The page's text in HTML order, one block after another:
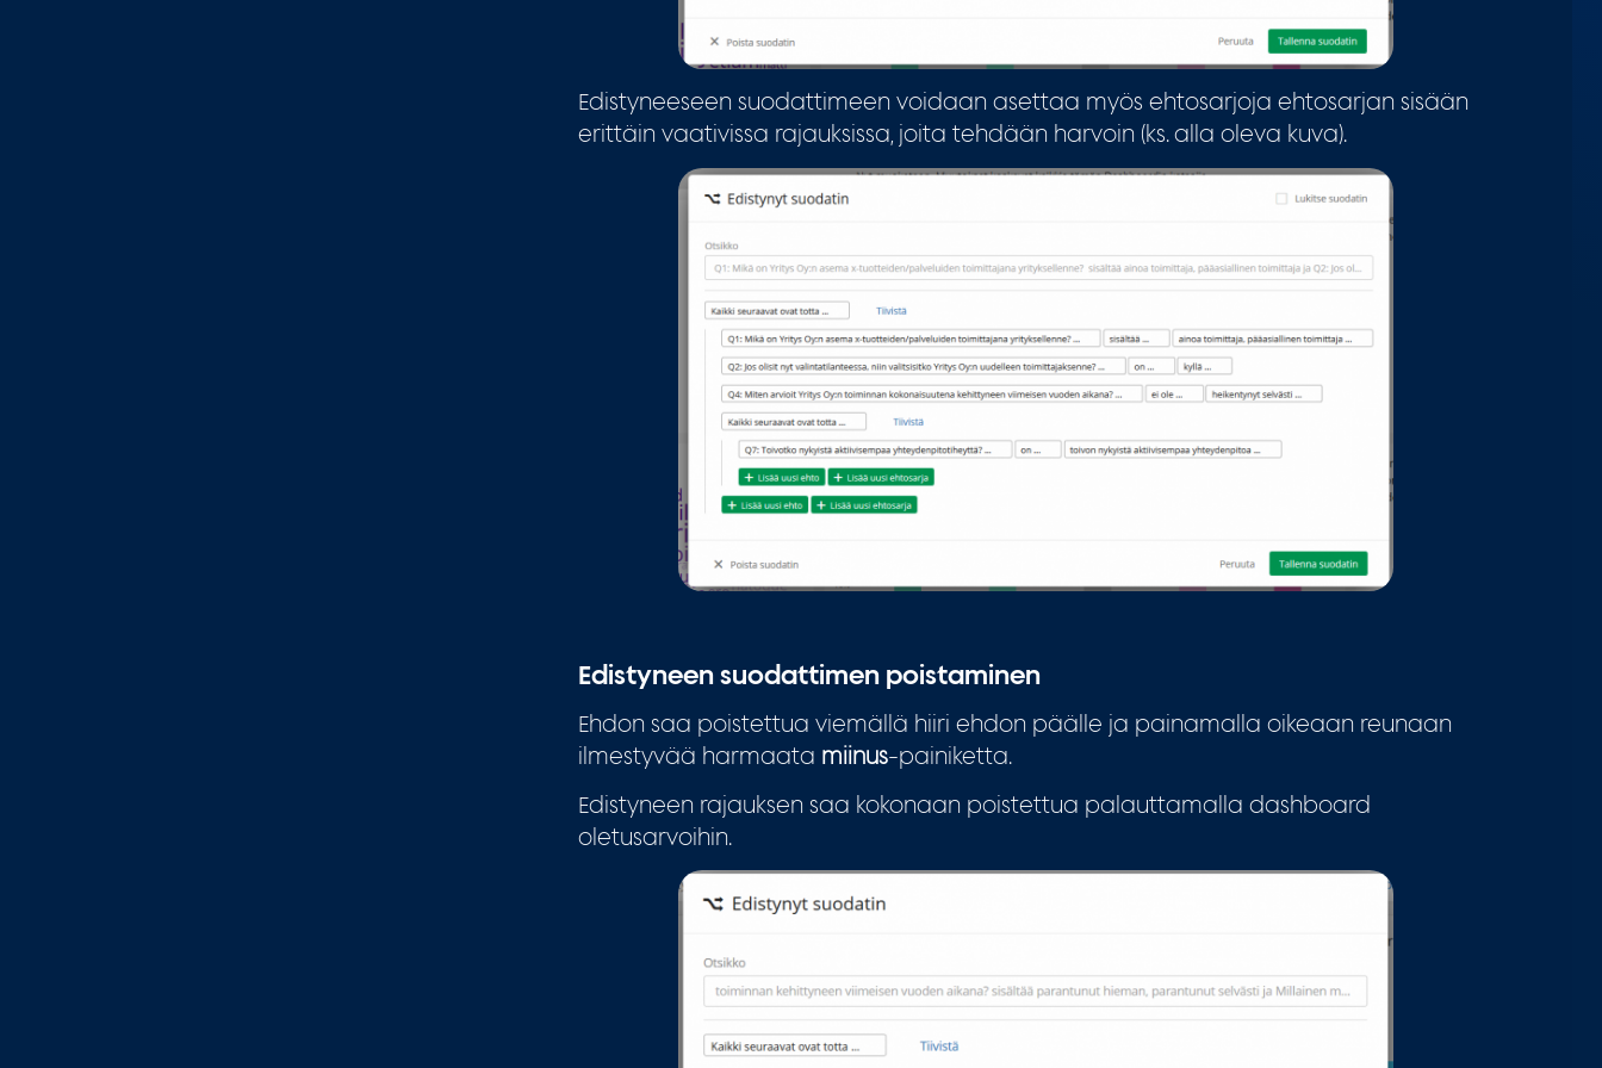
Edistyneeseen suodattimeen voidaan asettaa myös ehtosarjoja ehtosarjan sisään
erittäin vaativissa rajauksissa, joita tehdään harvoin (ks. alla oleva kuva).
Edistyneen suodattimen poistaminen
Ehdon saa poistettua viemällä hiiri ehdon päälle ja painamalla oikeaan reunaan
ilmestyvää harmaata miinus-painiketta.
Edistyneen rajauksen saa kokonaan poistettua palauttamalla dashboard
oletusarvoihin.